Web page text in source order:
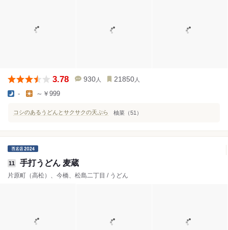
3.78 930人 21850人
- ～￥999
コシのあるうどんとサクサクの天ぷら 柚菜（51）
11 手打うどん 麦蔵
片原町（高松）、今橋、松島二丁目 / うどん